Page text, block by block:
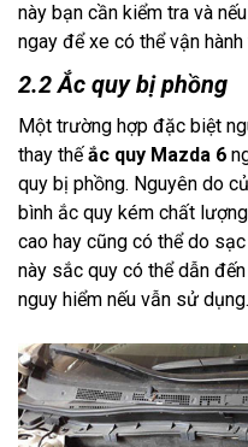
này bạn cần kiểm tra và
ngay để xe có thể vận
2.2 Ắc quy bị phồng
Một trường hợp đặc biệt
thay thế ắc quy Mazda 6
quy bị phồng. Nguyên do
bình ắc quy kém chất
cao hay cũng có thể do
này sắc quy có thể dẫn
nguy hiểm nếu vẫn sử dụng.